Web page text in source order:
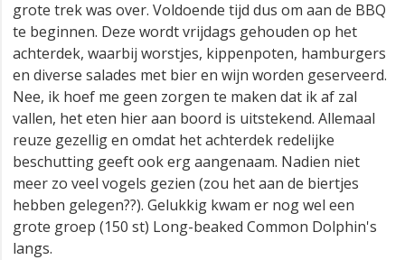
grote trek was over. Voldoende tijd dus om aan de BBQ
te beginnen. Deze wordt vrijdags gehouden op het
achterdek, waarbij worstjes, kippenpoten, hamburgers
en diverse salades met bier en wijn worden geserveerd.
Nee, ik hoef me geen zorgen te maken dat ik af zal
vallen, het eten hier aan boord is uitstekend. Allemaal
reuze gezellig en omdat het achterdek redelijke
beschutting geeft ook erg aangenaam. Nadien niet
meer zo veel vogels gezien (zou het aan de biertjes
hebben gelegen??). Gelukkig kwam er nog wel een
grote groep (150 st) Long-beaked Common Dolphin's
langs.